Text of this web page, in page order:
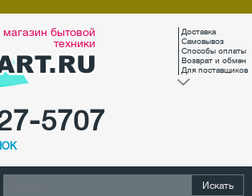
магазин бытовой
техники
5707
Доставка
Самовывоз
Способы оплаты
Возврат и обмен
Для поставщиков
Искать